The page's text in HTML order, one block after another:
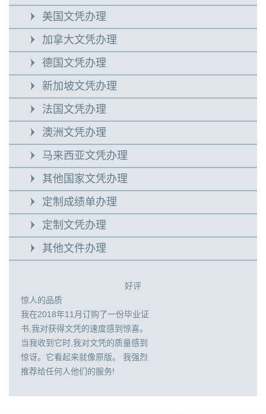
美国文凭办理
加拿大文凭办理
德国文凭办理
新加坡文凭办理
法国文凭办理
澳洲文凭办理
马来西亚文凭办理
其他国家文凭办理
定制成绩单办理
定制文凭办理
其他文件办理
好评
惊人的品质
我在2018年11月订购了一份毕业证
书,我对获得文凭的速度感到惊喜。
当我收到它时,我对文凭的质量感到
惊讶。它看起来就像原版。 我强烈
推荐给任何人他们的服务!